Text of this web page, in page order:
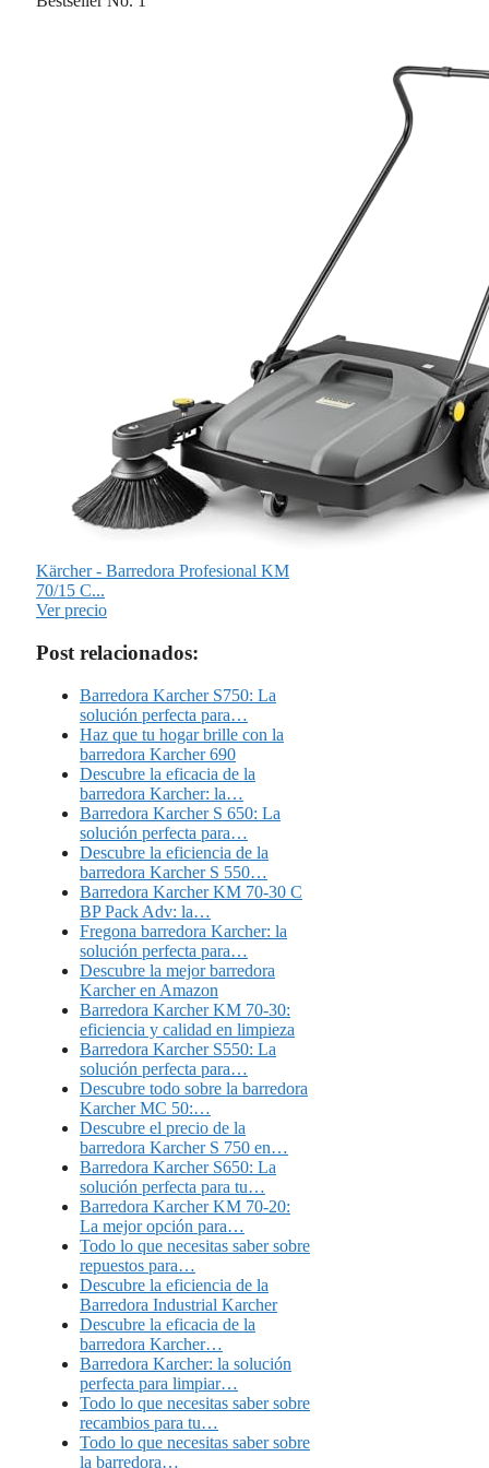
Kärcher - Barredora Profesional KM
70/15 C...
Ver precio
Post relacionados:
Barredora Karcher S750: La
solución perfecta para…
Haz que tu hogar brille con la
barredora Karcher 690
Descubre la eficacia de la
barredora Karcher: la…
Barredora Karcher S 650: La
solución perfecta para…
Descubre la eficiencia de la
barredora Karcher S 550…
Barredora Karcher KM 70-30 C
BP Pack Adv: la…
Fregona barredora Karcher: la
solución perfecta para…
Descubre la mejor barredora
Karcher en Amazon
Barredora Karcher KM 70-30:
eficiencia y calidad en limpieza
Barredora Karcher S550: La
solución perfecta para…
Descubre todo sobre la barredora
Karcher MC 50:…
Descubre el precio de la
barredora Karcher S 750 en…
Barredora Karcher S650: La
solución perfecta para tu…
Barredora Karcher KM 70-20:
La mejor opción para…
Todo lo que necesitas saber sobre
repuestos para…
Descubre la eficiencia de la
Barredora Industrial Karcher
Descubre la eficacia de la
barredora Karcher…
Barredora Karcher: la solución
perfecta para limpiar…
Todo lo que necesitas saber sobre
recambios para tu…
Todo lo que necesitas saber sobre
la barredora…